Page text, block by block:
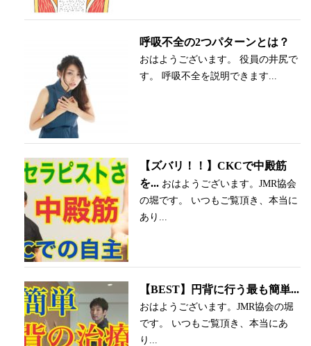
呼吸不全の2つパターンとは？
おはようございます。 役員の井尻で
す。 呼吸不全を説明できます...
【ズバリ！！】CKCで中殿筋
を... おはようございます。JMR協会
の堀です。 いつもご覧頂き、本当に
あり...
【BEST】円背に行う最も簡単...
おはようございます。JMR協会の堀
です。 いつもご覧頂き、本当にあ
り...